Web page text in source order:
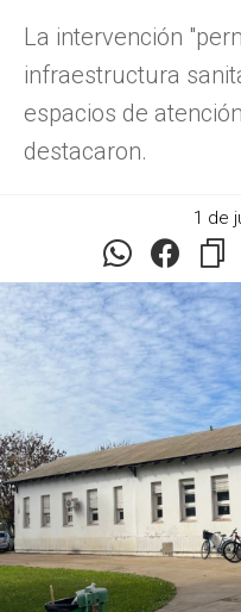
La intervención
infraestructura
espacios de
destacaron.
1 de